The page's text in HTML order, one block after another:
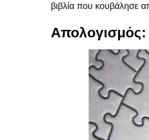
βιβλία που κουβάλησε